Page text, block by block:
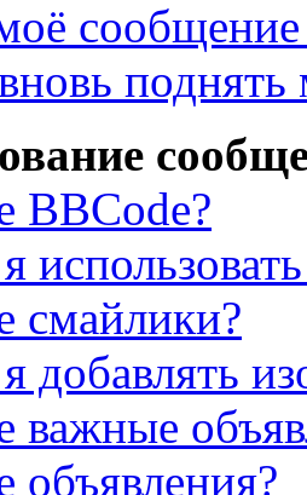
сообщение
BBCode?
смайлики?
добавлять
важные
объявления?